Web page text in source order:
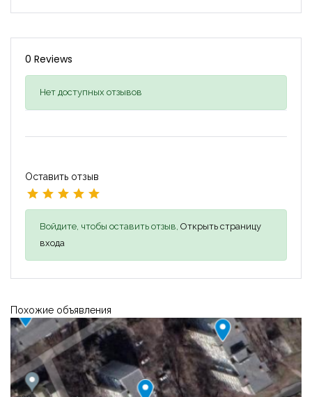
0 Reviews
Нет доступных отзывов
Оставить отзыв
Войдите, чтобы оставить отзыв, Открыть страницу
входа
Похожие объявления